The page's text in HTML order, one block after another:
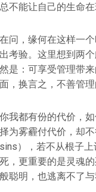
不能让自己的生命
问，缘何在这样一
考验。这里想到两
是：可享受管理带
，换言之，不善管
我都有份的代价，
为雾霾付代价，却
），若不从根子
，更重要的是灵魂
聪明，也逃离不了